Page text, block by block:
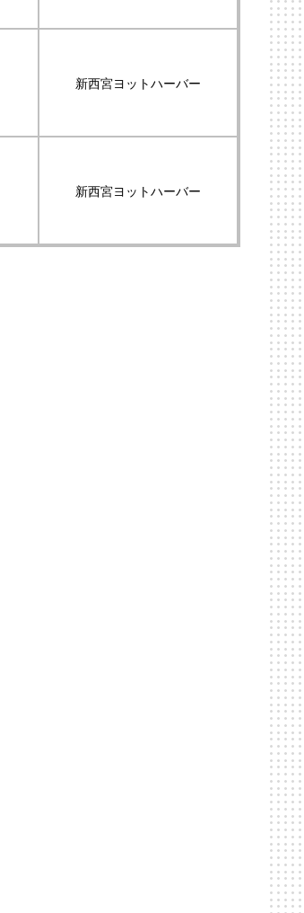
新西宮ヨットハーバー
新西宮ヨットハーバー